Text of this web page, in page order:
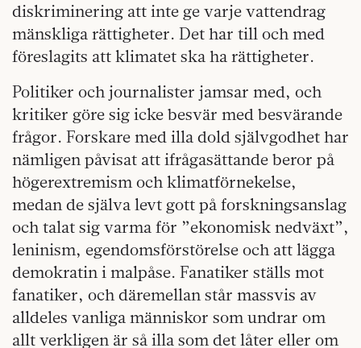
diskriminering att inte ge varje vattendrag
mänskliga rättigheter. Det har till och med
föreslagits att klimatet ska ha rättigheter.
Politiker och journalister jamsar med, och
kritiker göre sig icke besvär med besvärande
frågor. Forskare med illa dold självgodhet har
nämligen påvisat att ifrågasättande beror på
högerextremism och klimatförnekelse,
medan de själva levt gott på forskningsanslag
och talat sig varma för ”ekonomisk nedväxt”,
leninism, egendomsförstörelse och att lägga
demokratin i malpåse. Fanatiker ställs mot
fanatiker, och däremellan står massvis av
alldeles vanliga människor som undrar om
allt verkligen är så illa som det låter eller om